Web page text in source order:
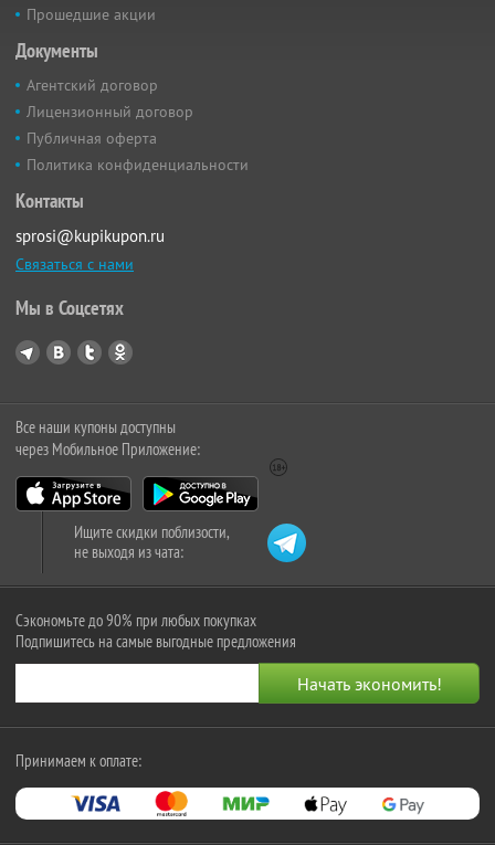
Прошедшие акции
Документы
Агентский договор
Лицензионный договор
Публичная оферта
Политика конфиденциальности
Контакты
sprosi@kupikupon.ru
Связаться с нами
Мы в Соцсетях
Все наши купоны доступны
через Мобильное Приложение:
Ищите скидки поблизости,
не выходя из чата:
Сэкономьте до 90% при любых покупках
Подпишитесь на самые выгодные предложения
Принимаем к оплате: